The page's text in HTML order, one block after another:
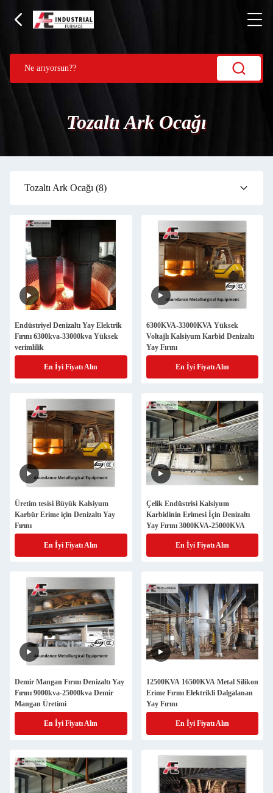
Tozaltı Ark Ocağı
Tozaltı Ark Ocağı (8)
Endüstriyel Denizaltı Yay Elektrik
Fırını 6300kva-33000kva Yüksek
verimlilik
En İyi Fiyatı Alın
6300KVA-33000KVA Yüksek
Voltajlı Kalsiyum Karbid Denizaltı
Yay Fırını
En İyi Fiyatı Alın
Üretim tesisi Büyük Kalsiyum
Karbür Erime için Denizaltı Yay
Fırını
En İyi Fiyatı Alın
Çelik Endüstrisi Kalsiyum
Karbidinin Erimesi İçin Denizaltı
Yay Fırını 3000KVA-25000KVA
En İyi Fiyatı Alın
Demir Mangan Fırını Denizaltı Yay
Fırını 9000kva-25000kva Demir
Mangan Üretimi
En İyi Fiyatı Alın
12500KVA 16500KVA Metal Silikon
Erime Fırını Elektrikli Dalgalanan
Yay Fırını
En İyi Fiyatı Alın